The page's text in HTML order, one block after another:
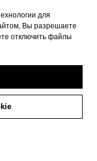
снижает
и
для
Вы разрешаете
отключить файлы